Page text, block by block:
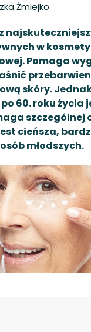
w
Pomaga
skóry.
60. roku życia
szczególnej
cieńsza,
młodszych.
Żmiejko